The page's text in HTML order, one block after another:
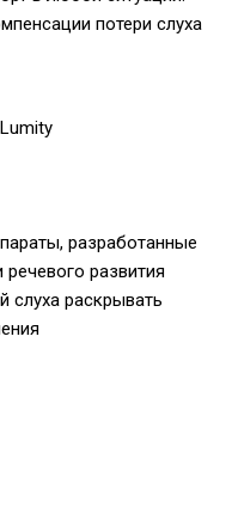
потери слуха
разработанные
развития
слуха раскрывать